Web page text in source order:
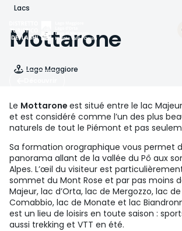
Aller
contenu
principal
Lacs
Mottarone
Lago Maggiore
Le Mottarone est situé entre le lac
et est considéré comme l’un des plus
naturels de tout le Piémont et pas
Sa formation orographique vous permet
panorama allant de la vallée du Pô aux
Alpes. L’œil du visiteur est
sommet du Mont Rose et par pas moins
Majeur, lac d’Orta, lac de Mergozzo, lac
Comabbio, lac de Monate et lac
est un lieu de loisirs en toute saison :
aussi trekking et VTT en été.